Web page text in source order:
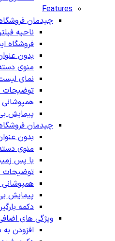
Features
چیدمان
ناحیه
فروشگاه
بدون
منوی
نمای
توضیحات
پیمایش
چیدمان
بدون
منوی
با پس
توضیحات
پیمایش
دکمه
ویژگی های
افزودن